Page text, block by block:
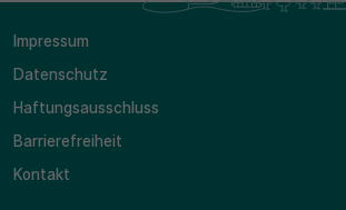
Impressum
Datenschutz
Haftungsausschluss
Barrierefreiheit
Kontakt